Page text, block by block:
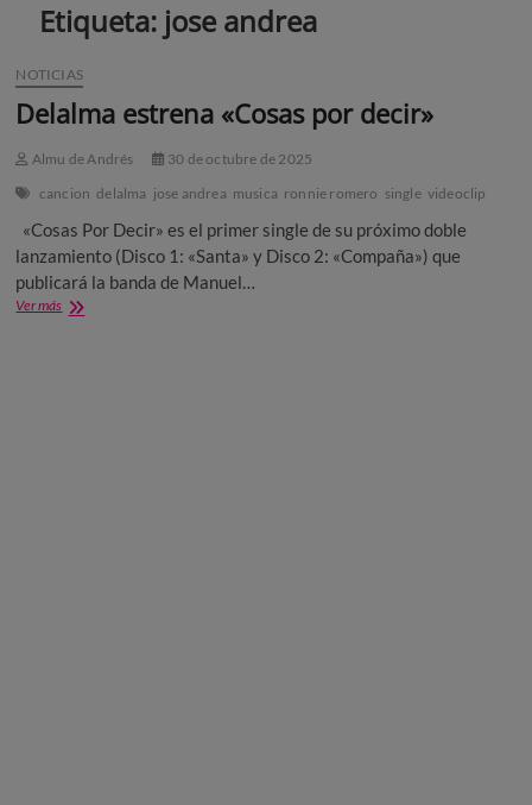
Etiqueta: jose andrea
NOTICIAS
Delalma estrena «Cosas por decir»
Almu de Andrés
30 de octubre de 2025
cancion delalma jose andrea musica ronnie romero single videoclip
«Cosas Por Decir» es el primer single de su próximo doble
lanzamiento (Disco 1: «Santa» y Disco 2: «Compaña») que
publicará la banda de Manuel…
Ver másDelalma